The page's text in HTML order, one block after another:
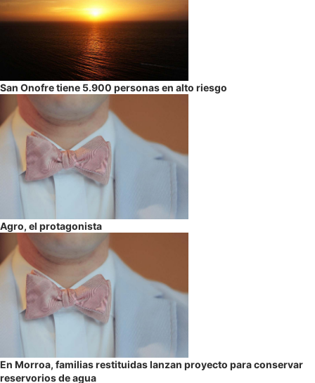
San Onofre tiene 5.900 personas en alto riesgo
Agro, el protagonista
En Morroa, familias restituidas lanzan proyecto para conservar
reservorios de agua